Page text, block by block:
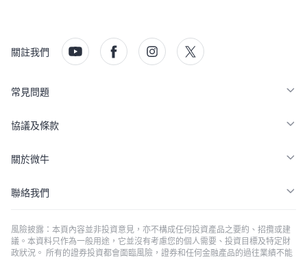
關註我們
常見問題
協議及條款
關於微牛
聯絡我們
風險披露：本頁內容並非投資意見，亦不構成任何投資產品之要約、招攬或建
議。本資料只作為一般用途，它並沒有考慮您的個人需要、投資目標及特定財
政狀況。 所有的證券投資都會面臨風險，證券和任何金融產品的過往業績不能